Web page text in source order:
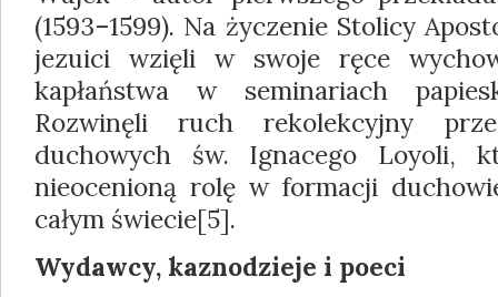
(1593–1599). Na życzenie Stolicy
jezuici wzięli w swoje ręce
kapłaństwa w seminariach
Rozwinęli ruch rekolekcyjny
duchowych św. Ignacego Loyoli,
nieocenioną rolę w formacji
całym świecie[5].
Wydawcy, kaznodzieje i poeci